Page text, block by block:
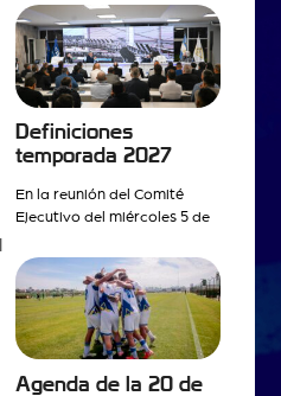
Definiciones
temporada 2027
En la reunión del Comité
Ejecutivo del miércoles 5 de
Agenda de la 20 de